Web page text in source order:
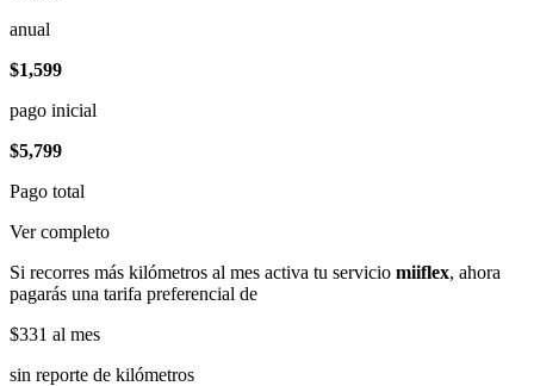
anual
$1,599
pago inicial
$5,799
Pago total
Ver completo
Si recorres más kilómetros al mes activa tu servicio miiflex, ahora
pagarás una tarifa preferencial de
$331 al mes
sin reporte de kilómetros